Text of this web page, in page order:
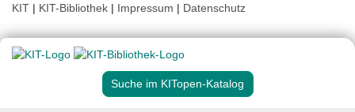
KIT | KIT-Bibliothek | Impressum | Datenschutz
Suche im KITopen-Katalog